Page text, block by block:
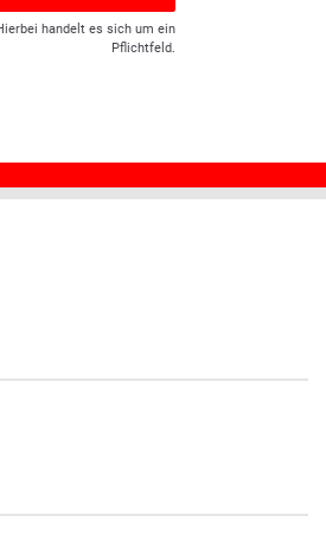
handelt es sich um ein
Pflichtfeld.